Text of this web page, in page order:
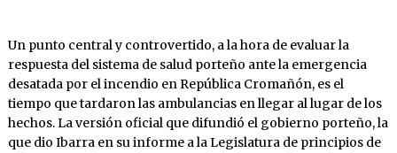
Un punto central y controvertido, a la hora de evaluar la
respuesta del sistema de salud porteño ante la emergencia
desatada por el incendio en República Cromañón, es el
tiempo que tardaron las ambulancias en llegar al lugar de los
hechos. La versión oficial que difundió el gobierno porteño, la
que dio Ibarra en su informe a la Legislatura de principios de